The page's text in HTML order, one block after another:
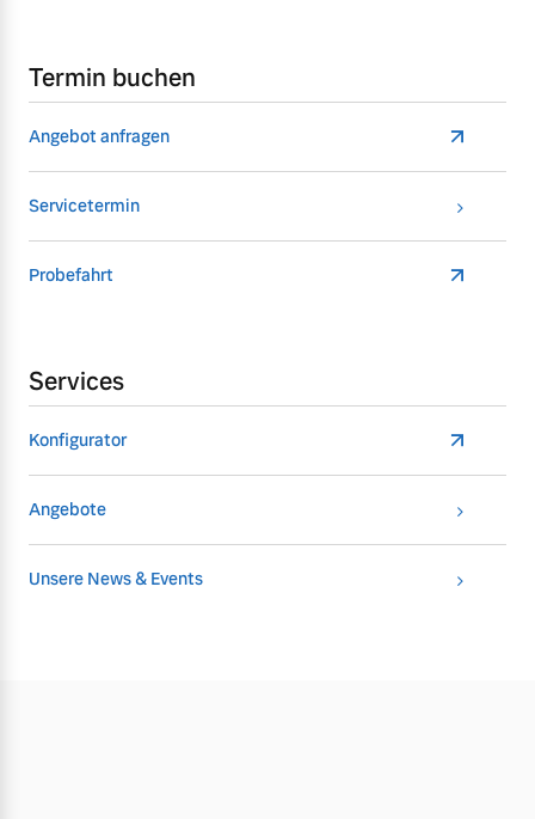
Termin buchen
Angebot anfragen
Servicetermin
Probefahrt
Services
Konfigurator
Angebote
Unsere News & Events